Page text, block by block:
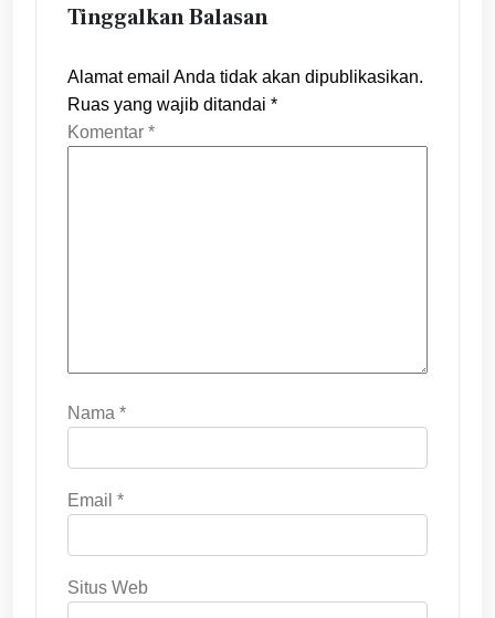
Tinggalkan Balasan
Alamat email Anda tidak akan dipublikasikan.
Ruas yang wajib ditandai *
Komentar *
Nama *
Email *
Situs Web